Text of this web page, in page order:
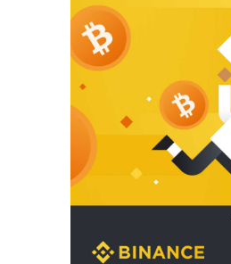
khuẩn và nấm mốc
thời tiết nóng ẩm.
thêm các nghiên
động của giấc ngủ
phòng ngủ đối với
người tại Sleep
Link) để có cái nhìn
2. Các tiêu chí
chăn ga gối đệm
ngủ
Để sở hữu một bộ
cao cấp hoàn hảo
công năng, người
nhắc kỹ lưỡng các